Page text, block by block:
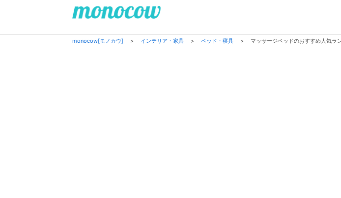
monocow[モノカウ] > インテリア・家具 > ベッド・寝具 > マッサージベッドのおすすめ人気